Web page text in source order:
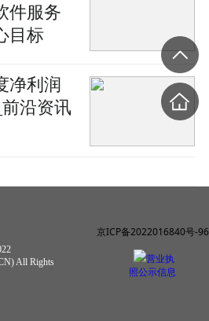
件服务
目标
净利润
前沿资讯
All Rights
京ICP备2022016840号-96
营业执
照公示信息